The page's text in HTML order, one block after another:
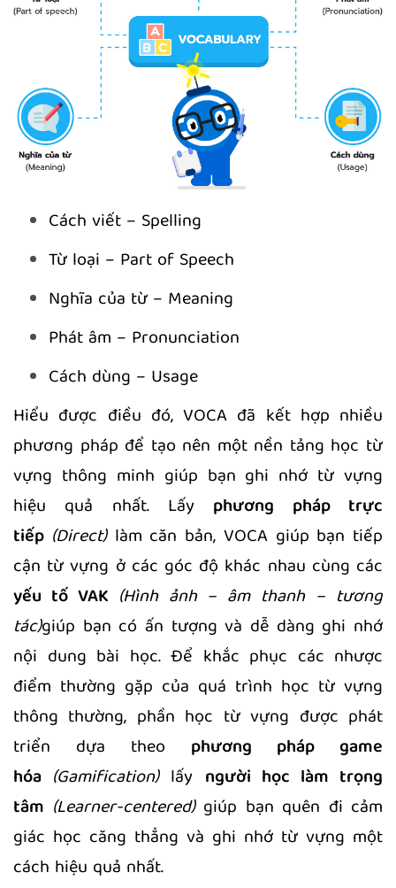
Cách viết – Spelling
Từ loại – Part of Speech
Nghĩa của từ – Meaning
Phát âm – Pronunciation
Cách dùng – Usage
Hiểu được điều đó, VOCA đã kết hợp nhiều
phương pháp để tạo nên một nền tảng học từ
vựng thông minh giúp bạn ghi nhớ từ vựng
hiệu quả nhất. Lấy phương pháp trực
tiếp (Direct) làm căn bản, VOCA giúp bạn tiếp
cận từ vựng ở các góc độ khác nhau cùng các
yếu tố VAK (Hình ảnh – âm thanh – tương
tác)giúp bạn có ấn tượng và dễ dàng ghi nhớ
nội dung bài học. Để khắc phục các nhược
điểm thường gặp của quá trình học từ vựng
thông thường, phần học từ vựng được phát
triển dựa theo phương pháp game
hóa (Gamification) lấy người học làm trọng
tâm (Learner-centered) giúp bạn quên đi cảm
giác học căng thẳng và ghi nhớ từ vựng một
cách hiệu quả nhất.